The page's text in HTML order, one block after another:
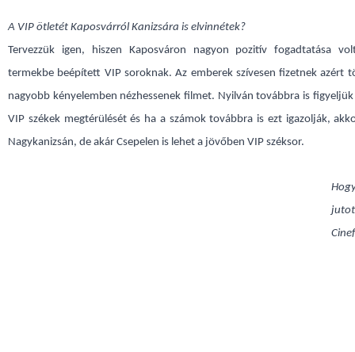
A VIP ötletét Kaposvárról Kanizsára is elvinnétek?
Tervezzük igen, hiszen Kaposváron nagyon pozitív fogadtatása
termekbe beépített VIP soroknak. Az emberek szívesen fizetnek azért
nagyobb kényelemben nézhessenek filmet. Nyilván továbbra is
VIP székek megtérülését és ha a számok továbbra is ezt igazolják,
Nagykanizsán, de akár Csepelen is lehet a jövőben VIP széksor.